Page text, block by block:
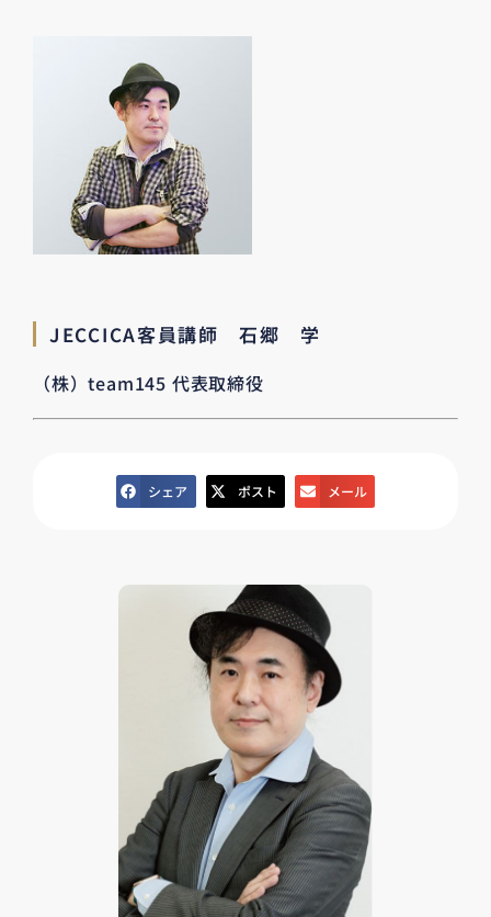
JECCICA客員講師 石郷 学
（株）team145 代表取締役
シェア ポスト メール